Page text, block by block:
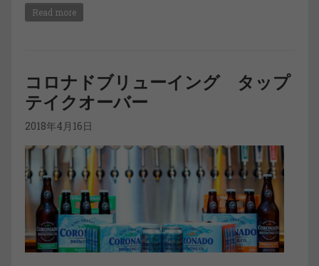
Read more
コロナドブリューイング タップ
テイクオーバー
2018年4月16日